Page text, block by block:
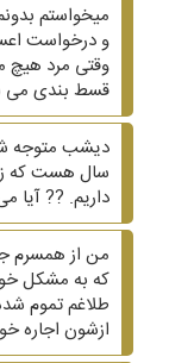
میخواستم
و درخواست
وقتی مرد هیچ
قسط بندی می
سال هست که
داریم. ?? آیا
که به مشکل
طلاغم تموم
ازشون اجاره